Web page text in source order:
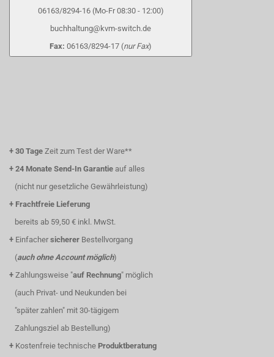
06163/8294-16 (Mo-Fr 08:30 - 12:00)
buchhaltung@kvm-switch.de
Fax: 06163/8294-17 (nur Fax)
+ 30 Tage Zeit zum Test der Ware**
+ 24 Monate Send-In Garantie auf alles
(nicht nur gesetzliche Gewährleistung)
+ Frachtfreie Lieferung
bereits ab 59,50 € inkl. MwSt.
+ Einfacher sicherer Bestellvorgang
(auch ohne Account möglich)
+ Zahlungsweise "auf Rechnung" möglich
(auch Privat- und Neukunden bei
"später zahlen" mit 30-tägigem
Zahlungsziel ab Bestellung)
+ Kostenfreie technische Produktberatung